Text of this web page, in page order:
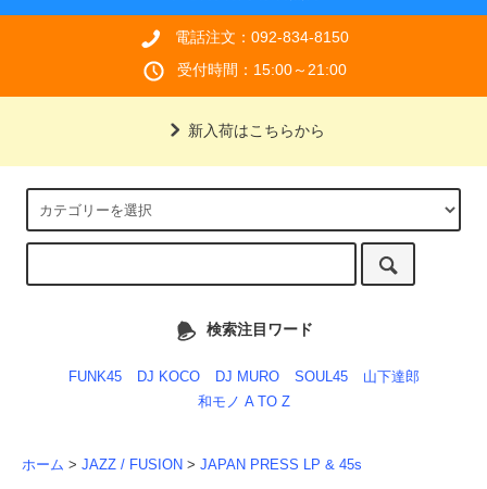
電話注文：092-834-8150
受付時間：15:00～21:00
新入荷はこちらから
検索注目ワード
FUNK45 DJ KOCO DJ MURO SOUL45
山下達郎
和モノ A TO Z
ホーム > JAZZ / FUSION > JAPAN PRESS LP & 45s